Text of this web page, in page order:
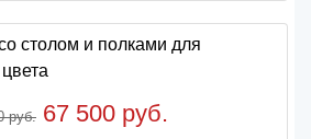
руб. 67 500 руб.